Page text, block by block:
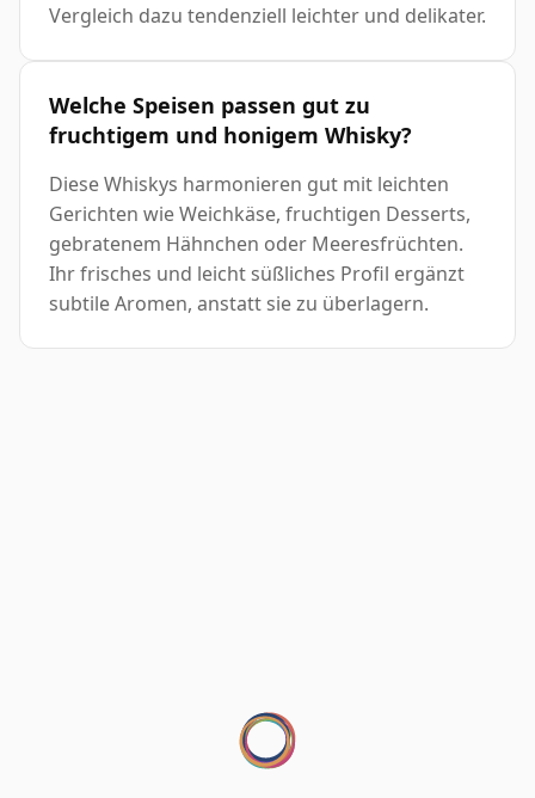
Vergleich dazu tendenziell leichter und delikater.
Welche Speisen passen gut zu
fruchtigem und honigem Whisky?
Diese Whiskys harmonieren gut mit leichten
Gerichten wie Weichkäse, fruchtigen Desserts,
gebratenem Hähnchen oder Meeresfrüchten.
Ihr frisches und leicht süßliches Profil ergänzt
subtile Aromen, anstatt sie zu überlagern.